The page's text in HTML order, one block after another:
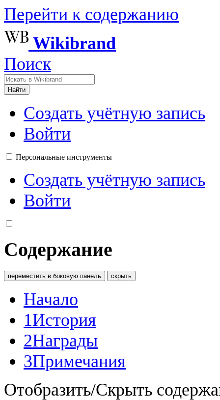
Перейти к содержанию
Wikibrand
Поиск
Найти
Создать учётную запись
Войти
Персональные инструменты
Создать учётную запись
Войти
Содержание
переместить в боковую панель скрыть
Начало
1История
2Награды
3Примечания
Отобразить/Скрыть